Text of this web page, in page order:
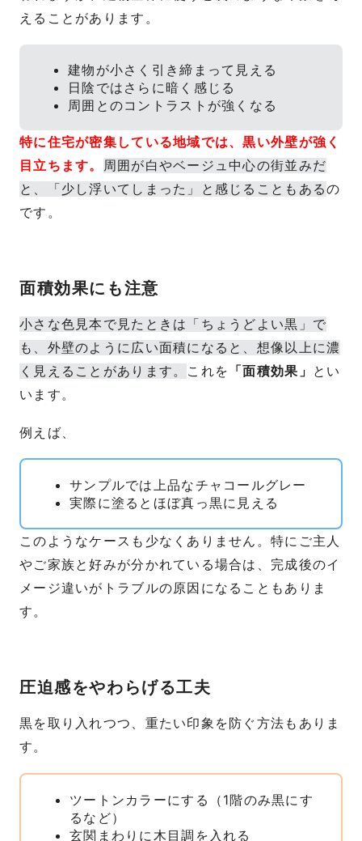
えることがあります。
建物が小さく引き締まって見える
日陰ではさらに暗く感じる
周囲とのコントラストが強くなる
特に住宅が密集している地域では、黒い外壁が強く
目立ちます。 周囲が白やベージュ中心の街並みだ
と、「少し浮いてしまった」と感じることもあるの
です。
面積効果にも注意
小さな色見本で見たときは「ちょうどよい黒」で
も、外壁のように広い面積になると、想像以上に濃
く見えることがあります。 これを 「面積効果」
とい
います。
例えば、
サンプルでは上品なチャコールグレー
実際に塗るとほぼ真っ黒に見える
このようなケースも少なくありません。特にご主人
やご家族と好みが分かれている場合は、完成後のイ
メージ違いがトラブルの原因になることもありま
す。
圧迫感をやわらげる工夫
黒を取り入れつつ、重たい印象を防ぐ方法もありま
す。
ツートンカラーにする（1階のみ黒にす
るなど）
玄関まわりに木目調を入れる